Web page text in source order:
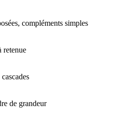
compléments simples
retenue
de grandeur